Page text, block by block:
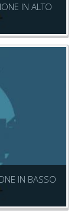
IN ALTO
IN BASSO